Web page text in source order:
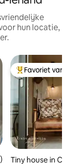
hun locatie,
beoordeling van
Topfavoriet van
Favoriet van
Tiny house in